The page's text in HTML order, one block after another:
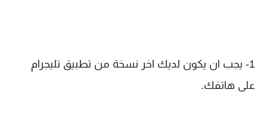
1- يجب ان يكون لديك اخر نسخة من تطبيق تليجرام
على هاتفك.